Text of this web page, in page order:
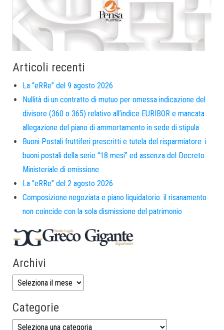
Articoli recenti
La “eRRe” del 9 agosto 2026
Nullità di un contratto di mutuo per omessa indicazione del
divisore (360 o 365) relativo all’indice EURIBOR e mancata
allegazione del piano di ammortamento in sede di stipula
Buoni Postali fruttiferi prescritti e tutela del risparmiatore: i
buoni postali della serie “18 mesi” ed assenza del Decreto
Ministeriale di emissione
La “eRRe” del 2 agosto 2026
Composizione negoziata e piano liquidatorio: il risanamento
non coincide con la sola dismissione del patrimonio
Archivi
Categorie